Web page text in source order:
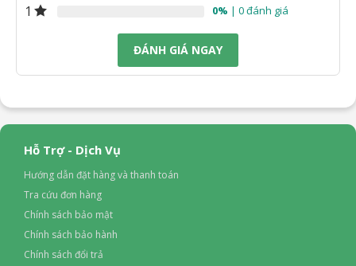
1 0% | 0 đánh giá
ĐÁNH GIÁ NGAY
Hỗ Trợ - Dịch Vụ
Hướng dẫn đặt hàng và thanh toán
Tra cứu đơn hàng
Chính sách bảo mật
Chính sách bảo hành
Chính sách đổi trả